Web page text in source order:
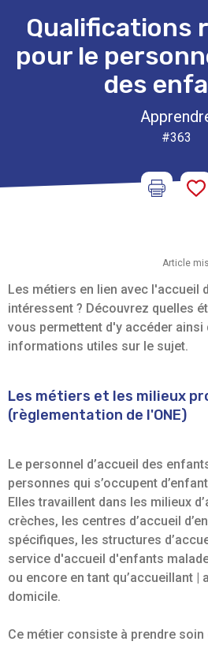
Qualifications
pour le
des
#363
Article
Les métiers en lien avec l'accueil
intéressent ? Découvrez quelles
vous permettent d'y accéder ainsi
informations utiles sur le sujet.
Les métiers et les milieux
(règlementation de l'ONE)
Le personnel d’accueil des
personnes qui s’occupent
Elles travaillent dans les milieux
crèches, les centres d’accueil
spécifiques, les structures
service d'accueil d'enfants
ou encore en tant qu’accueillant |
domicile.
Ce métier consiste à prendre